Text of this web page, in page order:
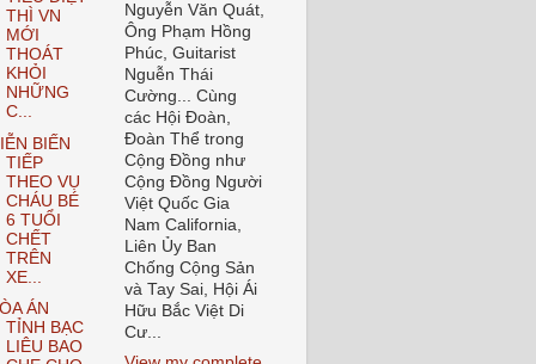
THÌ VN
MỚI
THOÁT
KHỎI
NHỮNG
C...
BIẾN
TIẾP
THEO VỤ
CHÁU BÉ
6 TUỔI
CHẾT
TRÊN
XE...
ÁN
TỈNH BẠC
LIÊU BAO
Nguyễn Văn Quát,
Ông Phạm Hồng
Phúc, Guitarist
Nguễn Thái
Cường... Cùng
các Hội Đoàn,
Đoàn Thể trong
Cộng Đồng như
Cộng Đồng Người
Việt Quốc Gia
Nam California,
Liên Ủy Ban
Chống Cộng Sản
và Tay Sai, Hội Ái
Hữu Bắc Việt Di
Cư...